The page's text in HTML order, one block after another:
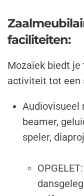
faciliteiten:
Mozaïek biedt
activiteit tot een
Audiovisueel
beamer,
speler,